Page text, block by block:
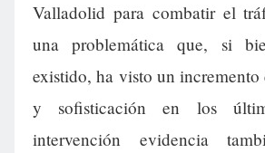
Valladolid para combatir el
una problemática que, si
existido, ha visto un incremento
y sofisticación en los
intervención evidencia